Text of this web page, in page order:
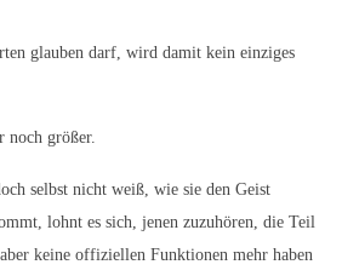
glauben darf, wird damit kein einziges
noch größer.
selbst nicht weiß, wie sie den Geist
lohnt es sich, jenen zuzuhören, die Teil
keine offiziellen Funktionen mehr haben